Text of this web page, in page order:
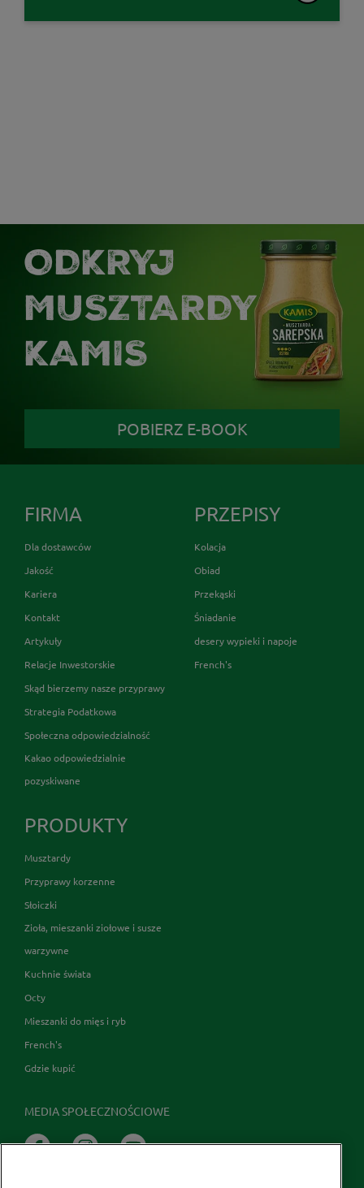
ODKRYJ
MUSZTARDY
KAMIS
POBIERZ E-BOOK
FIRMA
Dla dostawców
Jakość
Kariera
Kontakt
Artykuły
Relacje Inwestorskie
Skąd bierzemy nasze przyprawy
Strategia Podatkowa
Społeczna odpowiedzialność
Kakao odpowiedzialnie
pozyskiwane
PRZEPISY
Kolacja
Obiad
Przekąski
Śniadanie
desery wypieki i napoje
French's
PRODUKTY
Musztardy
Przyprawy korzenne
Słoiczki
Zioła, mieszanki ziołowe i susze
warzywne
Kuchnie świata
Octy
Mieszanki do mięs i ryb
French's
Gdzie kupić
MEDIA SPOŁECZNOŚCIOWE